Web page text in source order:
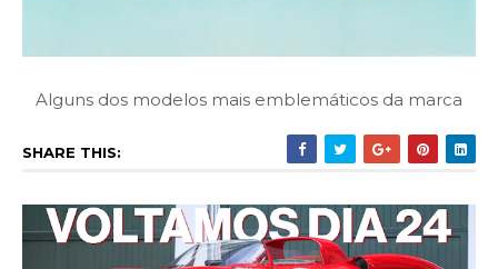
Alguns dos modelos mais emblemáticos da marca
SHARE THIS: